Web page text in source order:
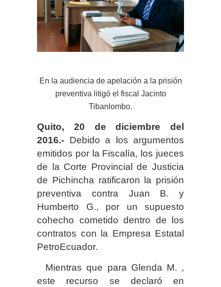
En la audiencia de apelación a la prisión
preventiva litigó el fiscal Jacinto
Tibanlombo.
Quito, 20 de diciembre del
2016.- Debido a los argumentos
emitidos por la Fiscalía, los jueces
de la Corte Provincial de Justicia
de Pichincha ratificaron la prisión
preventiva contra Juan B. y
Humberto G., por un supuesto
cohecho cometido dentro de los
contratos con la Empresa Estatal
PetroEcuador.
Mientras que para Glenda M. ,
este recurso se declaró en